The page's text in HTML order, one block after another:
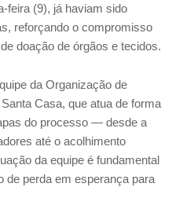
feira (9), já haviam sido
reforçando o compromisso
doação de órgãos e tecidos.
da Organização de
Casa, que atua de forma
do processo — desde a
até o acolhimento
da equipe é fundamental
de perda em esperança para